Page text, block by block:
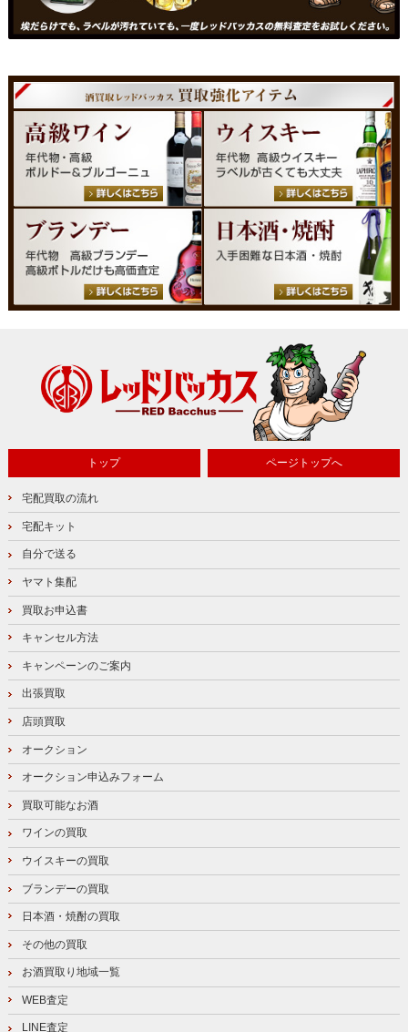
トップ ページトップへ
宅配買取の流れ
宅配キット
自分で送る
ヤマト集配
買取お申込書
キャンセル方法
キャンペーンのご案内
出張買取
店頭買取
オークション
オークション申込みフォーム
買取可能なお酒
ワインの買取
ウイスキーの買取
ブランデーの買取
日本酒・焼酎の買取
その他の買取
お酒買取り地域一覧
WEB査定
LINE査定